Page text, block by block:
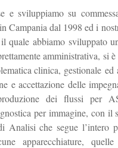
e sviluppiamo su
Campania dal 1998 ed i
quale abbiamo sviluppato
amministrativa, si
clinica, gestionale
e accettazione delle
dei flussi per
per immagine, con
Analisi che segue l’intero
apparecchiature,